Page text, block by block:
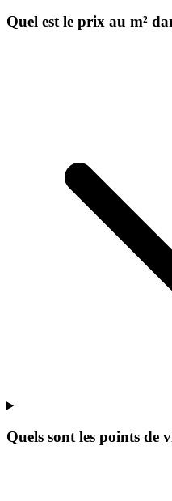
Quel est le prix au m²
Quels sont les points de